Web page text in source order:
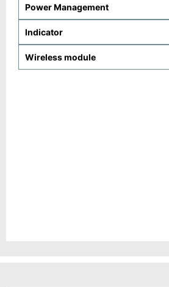
Power Management
Indicator
Wireless module